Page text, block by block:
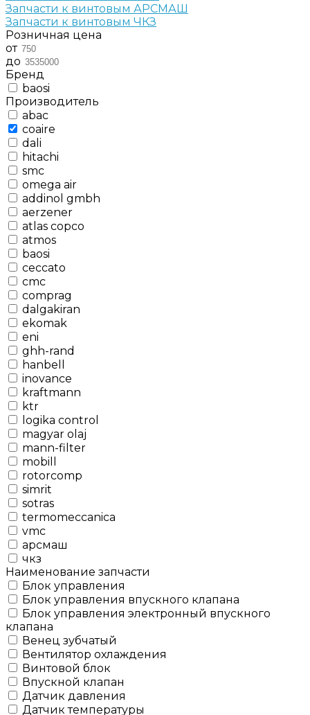
Запчасти к винтовым АРСМАШ
Запчасти к винтовым ЧКЗ
Розничная цена
от
до
Бренд
baosi
Производитель
abac
coaire
dali
hitachi
smc
omega air
addinol gmbh
aerzener
atlas copco
atmos
baosi
ceccato
cmc
comprag
dalgakiran
ekomak
eni
ghh-rand
hanbell
inovance
kraftmann
ktr
logika control
magyar olaj
mann-filter
mobill
rotorcomp
simrit
sotras
termomeccanica
vmc
арсмаш
чкз
Наименование запчасти
Блок управления
Блок управления впускного клапана
Блок управления электронный впускного
клапана
Венец зубчатый
Вентилятор охлаждения
Винтовой блок
Впускной клапан
Датчик давления
Датчик температуры